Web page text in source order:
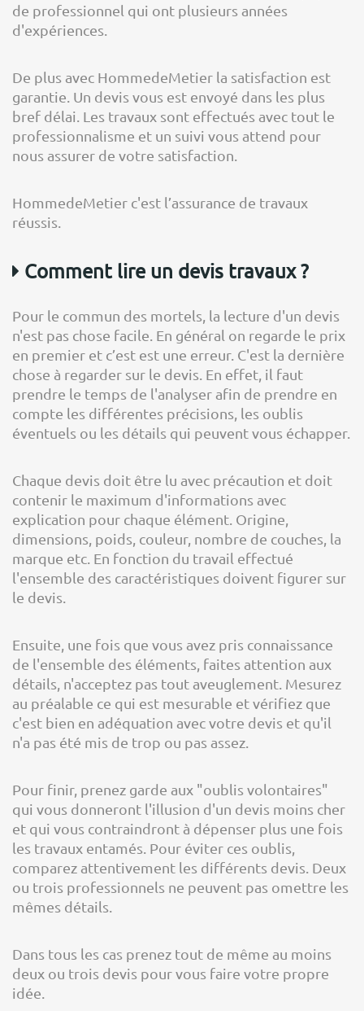
de professionnel qui ont plusieurs années
d'expériences.
De plus avec HommedeMetier la satisfaction est
garantie. Un devis vous est envoyé dans les plus
bref délai. Les travaux sont effectués avec tout le
professionnalisme et un suivi vous attend pour
nous assurer de votre satisfaction.
HommedeMetier c'est l’assurance de travaux
réussis.
Comment lire un devis travaux ?
Pour le commun des mortels, la lecture d'un devis
n'est pas chose facile. En général on regarde le prix
en premier et c’est est une erreur. C'est la dernière
chose à regarder sur le devis. En effet, il faut
prendre le temps de l'analyser afin de prendre en
compte les différentes précisions, les oublis
éventuels ou les détails qui peuvent vous échapper.
Chaque devis doit être lu avec précaution et doit
contenir le maximum d'informations avec
explication pour chaque élément. Origine,
dimensions, poids, couleur, nombre de couches, la
marque etc. En fonction du travail effectué
l'ensemble des caractéristiques doivent figurer sur
le devis.
Ensuite, une fois que vous avez pris connaissance
de l'ensemble des éléments, faites attention aux
détails, n'acceptez pas tout aveuglement. Mesurez
au préalable ce qui est mesurable et vérifiez que
c'est bien en adéquation avec votre devis et qu'il
n'a pas été mis de trop ou pas assez.
Pour finir, prenez garde aux "oublis volontaires"
qui vous donneront l'illusion d'un devis moins cher
et qui vous contraindront à dépenser plus une fois
les travaux entamés. Pour éviter ces oublis,
comparez attentivement les différents devis. Deux
ou trois professionnels ne peuvent pas omettre les
mêmes détails.
Dans tous les cas prenez tout de même au moins
deux ou trois devis pour vous faire votre propre
idée.